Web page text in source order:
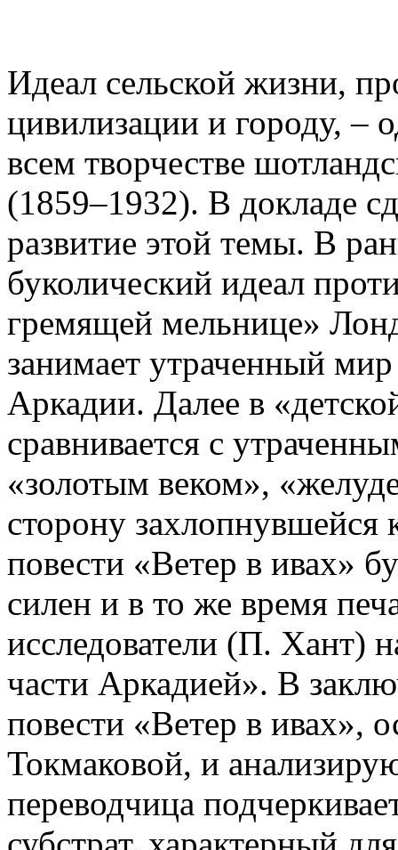
Идеал сельской жизни,
цивилизации и городу, –
всем творчестве
(1859–1932). В докладе
развитие этой темы. В
буколический идеал
гремящей мельнице»
занимает утраченный
Аркадии. Далее в
сравнивается с
«золотым веком»,
сторону захлопнувшейся
повести «Ветер в ивах»
силен и в то же время
исследователи (П. Хант)
части Аркадией». В
повести «Ветер в ивах»,
Токмаковой, и
переводчица